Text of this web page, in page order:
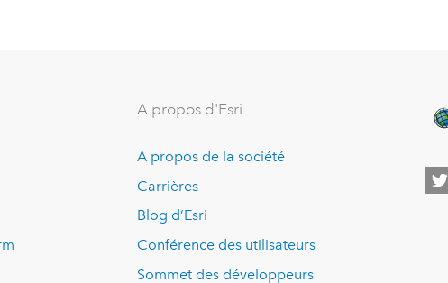
A propos d'Esri
A propos de la société
Carrières
Blog d’Esri
Conférence des utilisateurs
Sommet des développeurs